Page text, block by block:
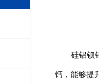
硅铝钡钙
钙，能够提